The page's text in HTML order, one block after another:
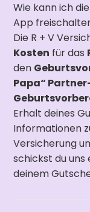
Wie kann ich
App
Die R + V
Kosten für das
den
Papa“
Erhalt deines
Informationen
Versicherung
schickst du uns
deinem